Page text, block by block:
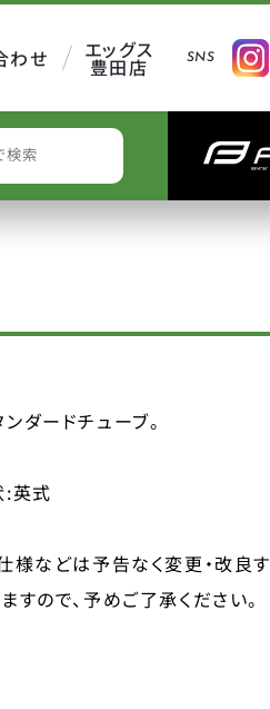
わせ エッグス
豊田店 SNS
ダードチューブ。
英式
様などは予告なく変更・改良す
すので、予めご了承ください。